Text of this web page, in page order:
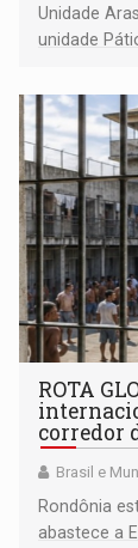
Unidade
unidade
ROTA
corredor
Brasil e
Rondônia
abastece a